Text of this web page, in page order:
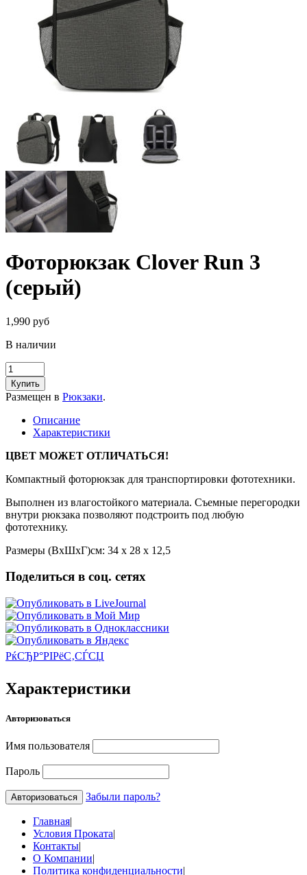
Фоторюкзак Clover Run 3
(серый)
1,990 руб
В наличии
Купить
Размещен в Рюкзаки.
Описание
Характеристики
ЦВЕТ МОЖЕТ ОТЛИЧАТЬСЯ!
Компактный фоторюкзак для транспортировки фототехники.
Выполнен из влагостойкого материала. Съемные перегородки
внутри рюкзака позволяют подстроить под любую
фототехнику.
Размеры (ВхШхГ)см: 34 х 28 х 12,5
Поделиться в соц. сетях
РќСЂР°РІРёС‚СЃСЏ
Характеристики
Авторизоваться
Имя пользователя
Пароль
Забыли пароль?
Главная|
Условия Проката|
Контакты|
О Компании|
Политика конфиденциальности|